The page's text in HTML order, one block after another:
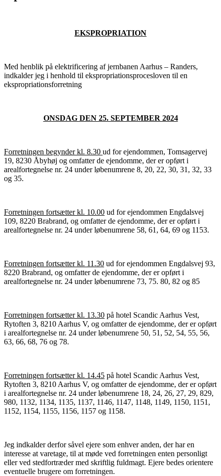
EKSPROPRIATION
Med henblik på elektrificering af jernbanen Aarhus – Randers,
indkalder jeg i henhold til ekspropriationsprocesloven til en
ekspropriationsforretning
ONSDAG DEN 25. SEPTEMBER 2024
Forretningen begynder kl. 8.30 ud for ejendommen, Tomsagervej
19, 8230 Åbyhøj og omfatter de ejendomme, der er opført i
arealfortegnelse nr. 24 under løbenumrene 8, 20, 22, 30, 31, 32, 33
og 35.
Forretningen fortsætter kl. 10.00 ud for ejendommen Engdalsvej
109, 8220 Brabrand, og omfatter de ejendomme, der er opført i
arealfortegnelse nr. 24 under løbenumrene 58, 61, 64, 69 og 1153.
Forretningen fortsætter kl. 11.30 ud for ejendommen Engdalsvej 93,
8220 Brabrand, og omfatter de ejendomme, der er opført i
arealfortegnelse nr. 24 under løbenumrene 73, 75. 80, 82 og 85
Forretningen fortsætter kl. 13.30 på hotel Scandic Aarhus Vest,
Rytoften 3, 8210 Aarhus V, og omfatter de ejendomme, der er opført
i arealfortegnelse nr. 24 under løbenumrene 50, 51, 52, 54, 55, 56,
63, 66, 68, 76 og 78.
Forretningen fortsætter kl. 14.45 på hotel Scandic Aarhus Vest,
Rytoften 3, 8210 Aarhus V, og omfatter de ejendomme, der er opført
i arealfortegnelse nr. 24 under løbenumrene 18, 24, 26, 27, 29, 829,
980, 1132, 1134, 1135, 1137, 1146, 1147, 1148, 1149, 1150, 1151,
1152, 1154, 1155, 1156, 1157 og 1158.
Jeg indkalder derfor såvel ejere som enhver anden, der har en
interesse at varetage, til at møde ved forretningen enten personligt
eller ved stedfortræder med skriftlig fuldmagt. Ejere bedes orientere
eventuelle brugere om forretningen.